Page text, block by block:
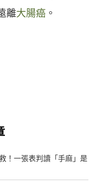
離大腸癌 。
！一張表判讀「手麻」是